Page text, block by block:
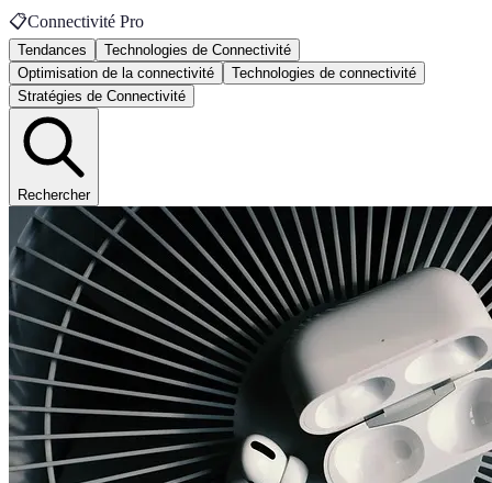
📋Connectivité Pro
Tendances
Technologies de Connectivité
Optimisation de la connectivité
Technologies de connectivité
Stratégies de Connectivité
Rechercher